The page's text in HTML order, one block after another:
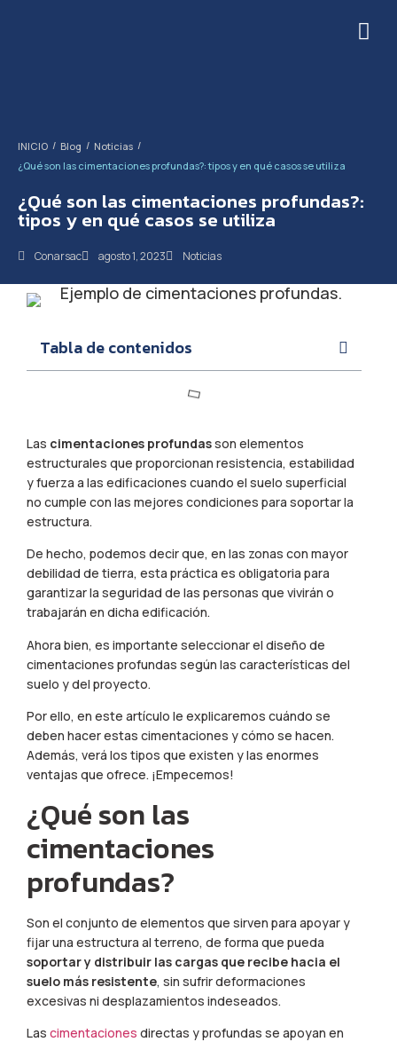
INICIO / Blog / Noticias /
¿Qué son las cimentaciones profundas?: tipos y en qué casos se utiliza
¿Qué son las cimentaciones profundas?:
tipos y en qué casos se utiliza
Conarsac agosto 1, 2023 Noticias
Tabla de contenidos
Las cimentaciones profundasson elementos
estructurales que proporcionan resistencia, estabilidad
y fuerza a las edificaciones cuando el suelo superficial
no cumple con las mejores condiciones para soportar la
estructura.
De hecho, podemos decir que, en las zonas con mayor
debilidad de tierra, esta práctica es obligatoria para
garantizar la seguridad de las personas que vivirán o
trabajarán en dicha edificación.
Ahora bien, es importante seleccionar el diseño de
cimentaciones profundas según las características del
suelo y del proyecto.
Por ello, en este artículo le explicaremos cuándo se
deben hacer estas cimentaciones y cómo se hacen.
Además, verá los tipos que existen y las enormes
ventajas que ofrece. ¡Empecemos!
¿Qué son las
cimentaciones
profundas?
Son el conjunto de elementos que sirven para apoyar y
fijar una estructura al terreno, de forma que pueda
soportar y distribuir las cargas que recibe hacia el
suelo más resistente, sin sufrir deformaciones
excesivas ni desplazamientos indeseados.
Las cimentaciones directas y profundas se apoyan en